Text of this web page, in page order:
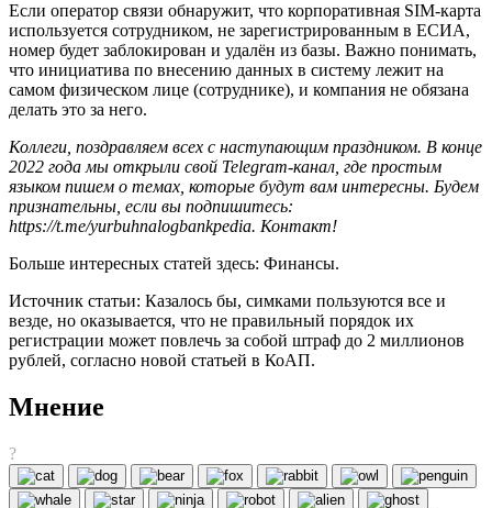
Если оператор связи обнаружит, что корпоративная SIM-карта
используется сотрудником, не зарегистрированным в ЕСИА,
номер будет заблокирован и удалён из базы. Важно понимать,
что инициатива по внесению данных в систему лежит на
самом физическом лице (сотруднике), и компания не обязана
делать это за него.
Коллеги, поздравляем всех с наступающим праздником. В конце
2022 года мы открыли свой Telegram-канал, где простым
языком пишем о темах, которые будут вам интересны. Будем
признательны, если вы подпишитесь:
https://t.me/yurbuhnalogbankpedia. Контакт!
Больше интересных статей здесь: Финансы.
Источник статьи: Казалось бы, симками пользуются все и
везде, но оказывается, что не правильный порядок их
регистрации может повлечь за собой штраф до 2 миллионов
рублей, согласно новой статьей в КоАП.
Мнение
?